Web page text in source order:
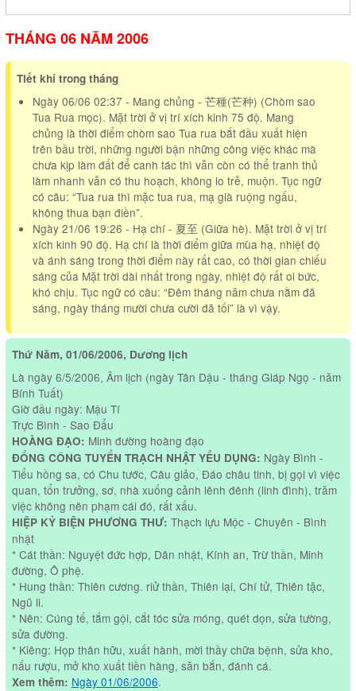
THÁNG 06 NĂM 2006
Tiết khí trong tháng
Ngày 06/06 02:37 - Mang chủng - 芒種(芒种) (Chòm sao
Tua Rua mọc). Mặt trời ở vị trí xích kinh 75 độ. Mang
chủng là thời điểm chòm sao Tua rua bắt đầu xuất hiện
trên bầu trời, những người bận những công việc khác mà
chưa kịp làm đất để canh tác thì vẫn còn có thể tranh thủ
làm nhanh vẫn có thu hoạch, không lo trễ, muộn. Tục ngữ
có câu: “Tua rua thì mặc tua rua, mạ già ruộng ngấu,
không thua bạn điền”.
Ngày 21/06 19:26 - Hạ chí - 夏至 (Giữa hè). Mặt trời ở vị trí
xích kinh 90 độ. Hạ chí là thời điểm giữa mùa hạ, nhiệt độ
và ánh sáng trong thời điểm này rất cao, có thời gian chiếu
sáng của Mặt trời dài nhất trong ngày, nhiệt độ rất oi bức,
khó chịu. Tục ngữ có câu: “Đêm tháng năm chưa nằm đã
sáng, ngày tháng mười chưa cười đã tối” là vì vậy.
Thứ Năm, 01/06/2006, Dương lịch
Là ngày 6/5/2006, Âm lịch (ngày Tân Dậu - tháng Giáp Ngọ - năm
Bính Tuất)
Giờ đầu ngày: Mậu Tí
Trực Bình - Sao Đẩu
HOÀNG ĐẠO: Minh đường hoàng đạo
ĐỔNG CÔNG TUYỂN TRẠCH NHẬT YẾU DỤNG: Ngày Bình -
Tiểu hồng sa, có Chu tước, Câu giảo, Đáo châu tinh, bị gọi vì việc
quan, tổn trưởng, sơ, nhà xuống cảnh lênh đênh (linh đình), trăm
việc không nên phạm cái đó, rất xấu.
HIỆP KỶ BIỆN PHƯƠNG THƯ: Thạch lựu Mộc - Chuyên - Bình
nhật
* Cát thần: Nguyệt đức hợp, Dân nhật, Kính an, Trừ thần, Minh
đường, Ô phệ.
* Hung thần: Thiên cương. riử thần, Thiên lại, Chí tử, Thiên tặc,
Ngũ li.
* Nên: Cúng tế, tắm gội, cắt tóc sửa móng, quét dọn, sửa tường,
sửa đường.
* Kiêng: Họp thân hữu, xuất hành, mời thầy chữa bệnh, sửa kho,
nấu rượu, mở kho xuất tiền hàng, săn bắn, đánh cá.
Xem thêm: Ngày 01/06/2006.